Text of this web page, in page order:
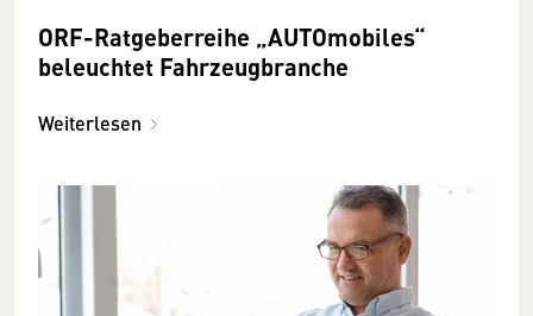
ORF-Ratgeberreihe „AUTOmobiles“
beleuchtet Fahrzeugbranche
Weiterlesen